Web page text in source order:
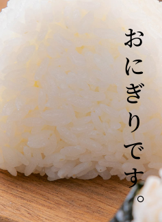
おいしいごはんが、
おいしい
主役
おにぎりです。